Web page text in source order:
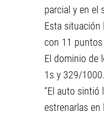
parcial y en el
Esta situación
con 11 puntos
El dominio de
1s y 329/1000.
“El auto
estrenarlas en